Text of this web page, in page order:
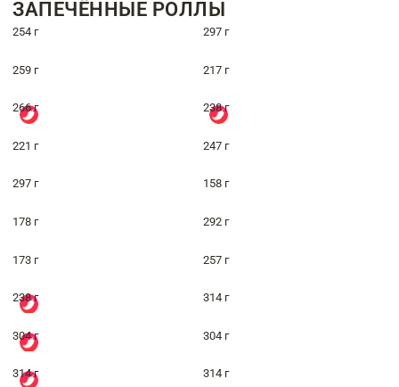
ЗАПЕЧЁННЫЕ РОЛЛЫ
254 г 297 г
259 г 217 г
266 г 238 г
221 г 247 г
297 г 158 г
178 г 292 г
173 г 257 г
238 г 314 г
304 г 304 г
314 г 314 г